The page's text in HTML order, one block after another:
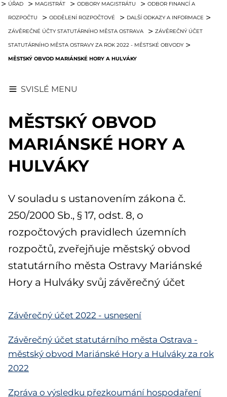
ÚŘAD MAGISTRÁT ODBORY MAGISTRÁTU ODBOR FINANCÍ A
ROZPOČTU ODDĚLENÍ ROZPOČTOVÉ DALŠÍ ODKAZY A INFORMACE
ZÁVĚREČNÉ ÚČTY STATUTÁRNÍHO MĚSTA OSTRAVA ZÁVĚREČNÝ ÚČET
STATUTÁRNÍHO MĚSTA OSTRAVY ZA ROK 2022 - MĚSTSKÉ OBVODY
MĚSTSKÝ OBVOD MARIÁNSKÉ HORY A HULVÁKY
SVISLÉ MENU
MĚSTSKÝ OBVOD
MARIÁNSKÉ HORY A
HULVÁKY
V souladu s ustanovením zákona č.
250/2000 Sb., § 17, odst. 8, o
rozpočtových pravidlech územních
rozpočtů, zveřejňuje městský obvod
statutárního města Ostravy Mariánské
Hory a Hulváky svůj závěrečný účet
Závěrečný účet 2022 - usnesení
Závěrečný účet statutárního města Ostrava -
městský obvod Mariánské Hory a Hulváky za rok
2022
Zpráva o výsledku přezkoumání hospodaření